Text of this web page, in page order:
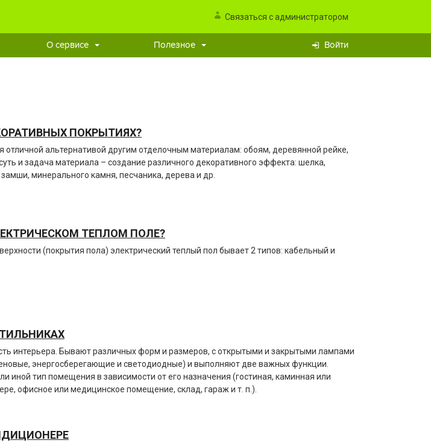
Связаться с администратором
О сервисе Полезное Войти
ПОКРЫТИЯХ?
альтернативой другим отделочным материалам: обоям, деревянной рейке,
и задача материала – создание различного декоративного эффекта: шелка,
минерального камня, песчаника, дерева и др.
ТЕПЛОМ ПОЛЕ?
(покрытия пола) электрический теплый пол бывает 2 типов: кабельный и
интерьера. Бывают различных форм и размеров, с открытыми и закрытыми лампами
энергосберегающие и светодиодные) и выполняют две важных функции.
иной тип помещения в зависимости от его назначения (гостиная, каминная или
офисное или медицинское помещение, склад, гараж и т. п. ).